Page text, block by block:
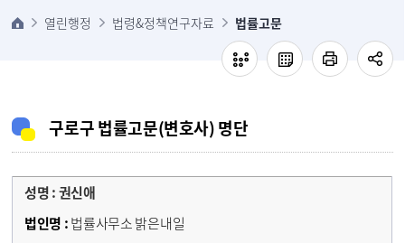
열린행정 법령&정책연구자료 법률고문
구로구 법률고문(변호사) 명단
권신애
법률사무소 밝은내일